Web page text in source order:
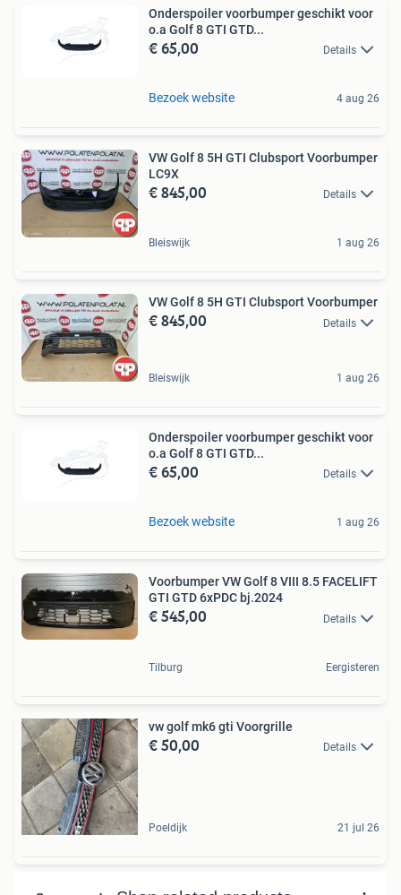
Onderspoiler voorbumper geschikt voor
o.a Golf 8 GTI GTD...
€ 65,00 Details
Bezoek website 4 aug 26
VW Golf 8 5H GTI Clubsport Voorbumper
LC9X
€ 845,00 Details
Bleiswijk 1 aug 26
VW Golf 8 5H GTI Clubsport Voorbumper
€ 845,00 Details
Bleiswijk 1 aug 26
Onderspoiler voorbumper geschikt voor
o.a Golf 8 GTI GTD...
€ 65,00 Details
Bezoek website 1 aug 26
Voorbumper VW Golf 8 VIII 8.5 FACELIFT
GTI GTD 6xPDC bj.2024
€ 545,00 Details
Tilburg Eergisteren
vw golf mk6 gti Voorgrille
€ 50,00 Details
Poeldijk 21 jul 26